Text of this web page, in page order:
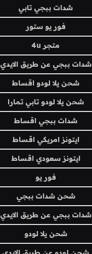
شدات ببجي تابي
فور يو ستور
متجر 4u
شدات ببجي عن طريق الايدي
شحن يلا لودو اقساط
شحن يلا لودو تابي تمارا
شدات ببجي اقساط
ايتونز امريكي اقساط
ايتونز سعودي اقساط
فور يو
شحن شدات ببجي
شدات ببجي عن طريق الايدي
شحن يلا لودو